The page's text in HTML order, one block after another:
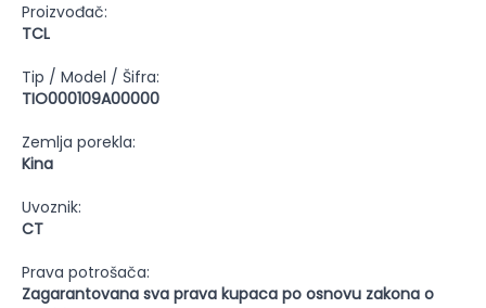
Proizvođač:
TCL
Tip / Model / Šifra:
TIO000109A00000
Zemlja porekla:
Kina
Uvoznik:
CT
Prava potrošača:
Zagarantovana sva prava kupaca po osnovu zakona o